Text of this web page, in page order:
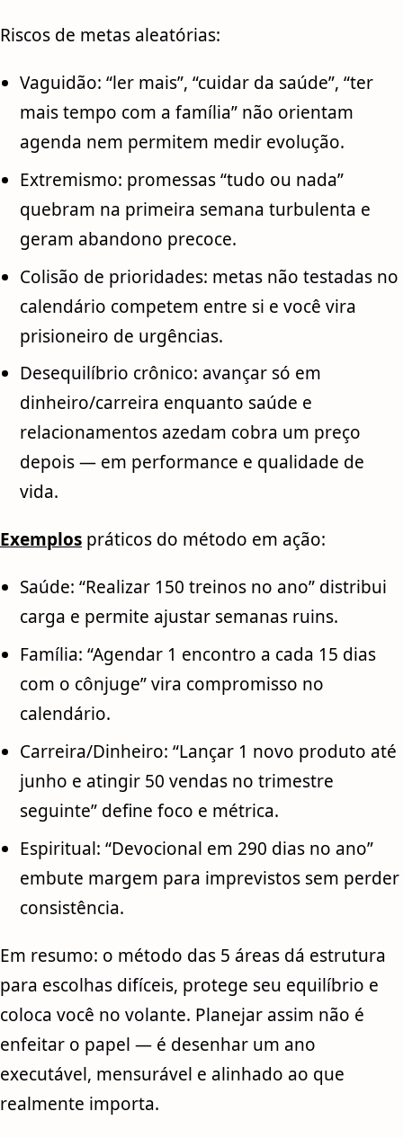
Riscos de metas aleatórias:
Vaguidão: “ler mais”, “cuidar da saúde”, “ter
mais tempo com a família” não orientam
agenda nem permitem medir evolução.
Extremismo: promessas “tudo ou nada”
quebram na primeira semana turbulenta e
geram abandono precoce.
Colisão de prioridades: metas não testadas no
calendário competem entre si e você vira
prisioneiro de urgências.
Desequilíbrio crônico: avançar só em
dinheiro/carreira enquanto saúde e
relacionamentos azedam cobra um preço
depois — em performance e qualidade de
vida.
Exemplos práticos do método em ação:
Saúde: “Realizar 150 treinos no ano” distribui
carga e permite ajustar semanas ruins.
Família: “Agendar 1 encontro a cada 15 dias
com o cônjuge” vira compromisso no
calendário.
Carreira/Dinheiro: “Lançar 1 novo produto até
junho e atingir 50 vendas no trimestre
seguinte” define foco e métrica.
Espiritual: “Devocional em 290 dias no ano”
embute margem para imprevistos sem perder
consistência.
Em resumo: o método das 5 áreas dá estrutura
para escolhas difíceis, protege seu equilíbrio e
coloca você no volante. Planejar assim não é
enfeitar o papel — é desenhar um ano
executável, mensurável e alinhado ao que
realmente importa.